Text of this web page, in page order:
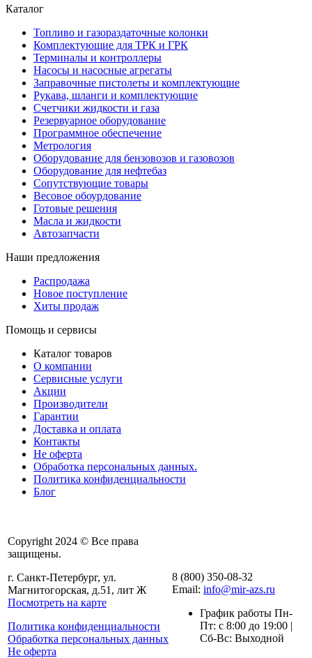
Каталог
Топливо и газораздаточные колонки
Комплектующие для ТРК и ГРК
Терминалы и контроллеры
Насосы и насосные агрегаты
Заправочные пистолеты и комплектующие
Рукава, шланги и комплектующие
Счетчики жидкости и газа
Резервуарное оборудование
Программное обеспечение
Метрология
Оборудование для бензовозов и газовозов
Оборудование для нефтебаз
Сопутствующие товары
Весовое обоурдование
Готовые решения
Масла и жидкости
Автозапчасти
Наши предложения
Распродажа
Новое поступление
Хиты продаж
Помощь и сервисы
Каталог товаров
О компании
Сервисные услуги
Акции
Производители
Гарантии
Доставка и оплата
Контакты
Не оферта
Обработка персональных данных.
Политика конфиденциальности
Блог
Copyright 2024 © Все права
защищены.
г. Санкт-Петербург, ул.
Магнитогорская, д.51, лит Ж
Посмотреть на карте
Политика конфиденциальности
Обработка персональных данных
Не оферта
8 (800) 350-08-32
Email: info@mir-azs.ru
График работы Пн-
Пт: с 8:00 до 19:00 |
Сб-Вс: Выходной